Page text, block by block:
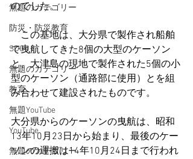
無題のカテゴリー
防災・防災教育
SDGs
無題のカテゴリー
教育
無題YouTube
YouTube
無題のカテゴリー
のでした。
この基地は、大分県で製作され船舶
で曳航してきた8個の大型のケーソン
と、大津島の現地で製作された5個の小
型のケーソン（通路部に使用）とを組
み合わせて建設されたものです。
大分県からのケーソンの曳航は、昭和
13年10月23日から始まり、最後のケー
ソンの運搬は14年10月24日まで行われ